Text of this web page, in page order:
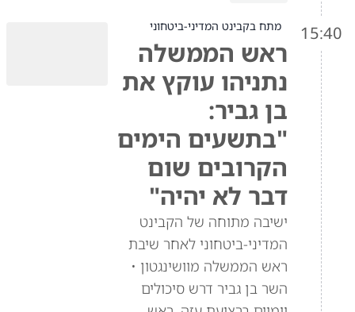
15:40 מתח בקבינט המדיני-ביטחוני
ראש הממשלה
נתניהו עוקץ את
בן גביר:
"בתשעים הימים
הקרובים שום
דבר לא יהיה"
ישיבה מתוחה של הקבינט
המדיני-ביטחוני לאחר שיבת
ראש הממשלה מוושינגטון •
השר בן גביר דרש סיכולים